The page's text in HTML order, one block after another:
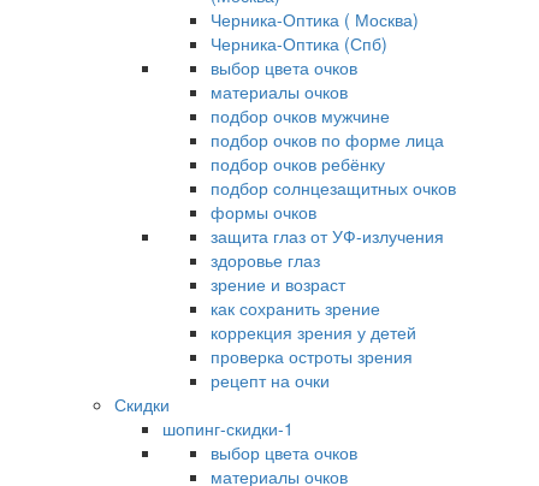
Черника-Оптика ( Москва)
Черника-Оптика (Спб)
выбор цвета очков
материалы очков
подбор очков мужчине
подбор очков по форме лица
подбор очков ребёнку
подбор солнцезащитных очков
формы очков
защита глаз от УФ-излучения
здоровье глаз
зрение и возраст
как сохранить зрение
коррекция зрения у детей
проверка остроты зрения
рецепт на очки
Скидки
шопинг-скидки-1
выбор цвета очков
материалы очков